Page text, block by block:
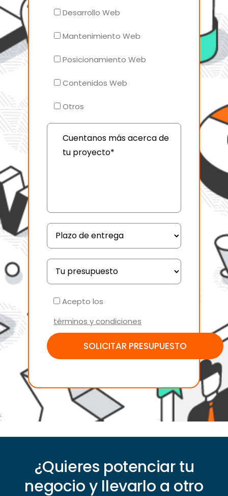
Desarrollo Web
Mantenimiento Web
Posicionamiento Web
Contenidos Web
Otros
Acepto los
términos y condiciones
¿Quieres potenciar tu
negocio y llevarlo a otro